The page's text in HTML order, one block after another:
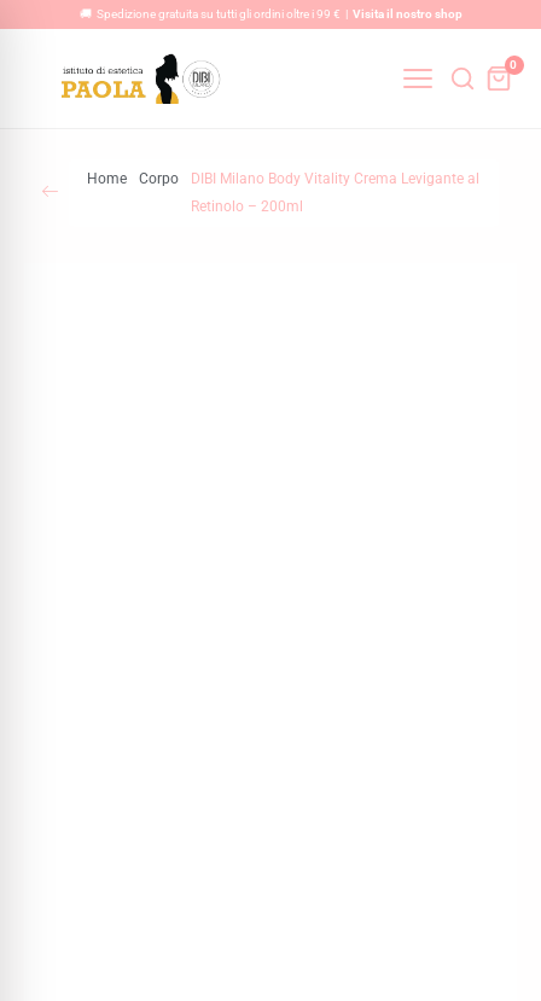
contenuto
🚚 Spedizione gratuita su tutti gli ordini oltre i 99 € | Visita il nostro shop
0
Home Corpo
DIBI Milano Body Vitality Crema Levigante al
Retinolo – 200ml